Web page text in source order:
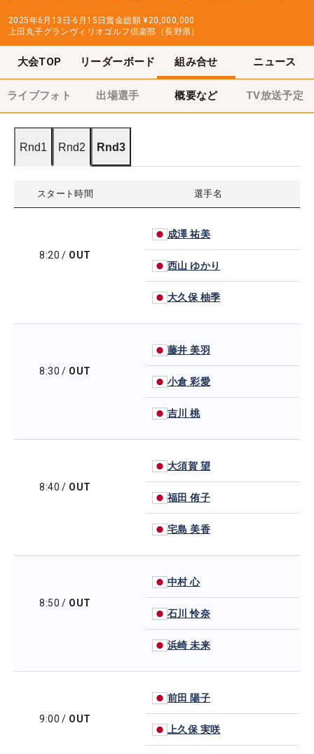
2025年6月13日-6月15日賞金総額 ¥20,000,000
上田丸子グランヴィリオゴルフ倶楽部（長野県）
大会TOP リーダーボード 組み合せ ニュース
ライブフォト 出場選手 概要など TV放送予定
Rnd1 Rnd2 Rnd3
スタート時間 選手名
8:20 / OUT
成澤 祐美
西山 ゆかり
大久保 柚季
8:30 / OUT
藤井 美羽
小倉 彩愛
吉川 桃
8:40 / OUT
大須賀 望
福田 侑子
宅島 美香
8:50 / OUT
中村 心
石川 怜奈
浜崎 未来
9:00 / OUT
前田 陽子
上久保 実咲